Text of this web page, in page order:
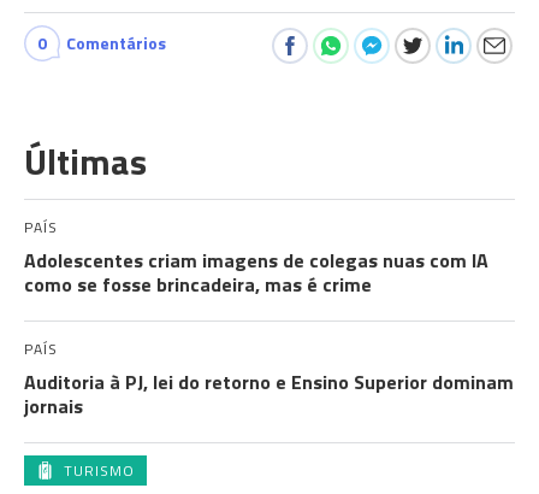
0 Comentários
Últimas
PAÍS
Adolescentes criam imagens de colegas nuas com IA
como se fosse brincadeira, mas é crime
PAÍS
Auditoria à PJ, lei do retorno e Ensino Superior dominam
jornais
TURISMO